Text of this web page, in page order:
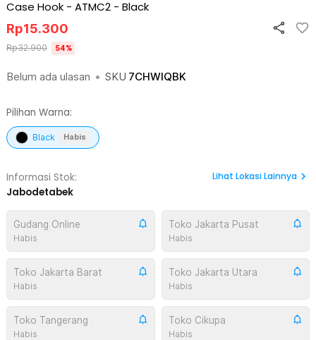
Case Hook - ATMC2 - Black
Belum ada ulasan • SKU 7CHWIQBK
Rp15.300
Rp32.900 54%
Pilihan Warna:
Black Habis
Informasi Stok:
Jabodetabek
Lihat Lokasi Lainnya
Gudang Online
Habis
Toko Jakarta Pusat
Habis
Toko Jakarta Barat
Habis
Toko Jakarta Utara
Habis
Toko Tangerang
Habis
Toko Cikupa
Habis